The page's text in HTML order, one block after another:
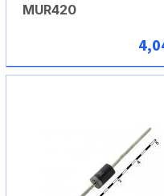
В корзину
MUR420